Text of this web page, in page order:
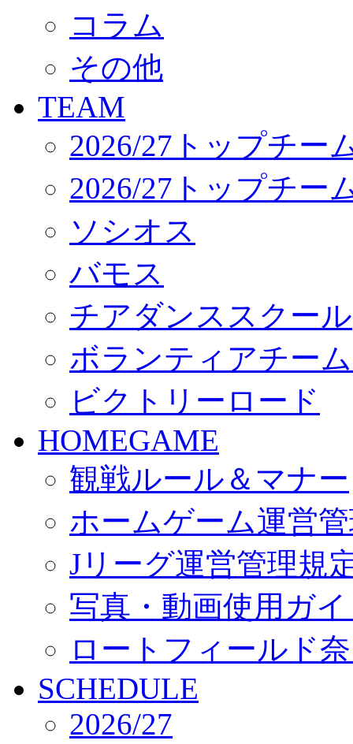
パートナー募集
クラブ理念
サステナビリティ
Web制作支援
応援プロジェクト
コラム
その他
TEAM
2026/27トップチー
2026/27トップチー
ソシオス
バモス
チアダンススクール
ボランティアチー
ビクトリーロード
HOMEGAME
観戦ルール＆マナー
ホームゲーム運営
Jリーグ運営管理規
写真・動画使用ガ
ロートフィールド
SCHEDULE
2026/27